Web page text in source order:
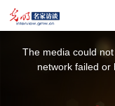
The media could
network failed or